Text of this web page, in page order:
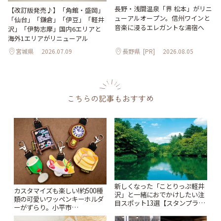
【改訂版発売♪】「角館・盛岡」
「仙台」「鎌倉」「伊豆」「軽井
沢」「伊勢志摩」国内6エリアと
海外1エリアがリニューアル
宮城県 2026.07.09
長野・浅間温泉「界 松本」がリニ
ューアルオープン。信州ワインと
音楽に浸るエレガントな湯宿へ
長野県 [PR] 2026.08.05
こちらの記事もおすすめ
カスタマイズも楽しい!約500種
類の可愛いワッペンキーホルダ
ーがずらり。小平市
「Kimamaya T&K」 | ことりっ
新しくなった「ことりっぷ軽井
沢」と一緒におでかけしたい注
目スポット13選【スタンプラリ